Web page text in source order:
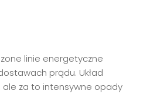
linie energetyczne
prądu. Układ
ale za to intensywne opady